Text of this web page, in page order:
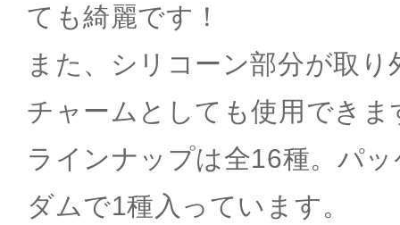
ても綺麗です！
また、シリコーン部分が取
チャームとしても使用できま
ラインナップは全16種。パ
ダムで1種入っています。